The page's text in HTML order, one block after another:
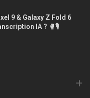
9 & Galaxy Z Fold 6
IA ? 🥊🎙️